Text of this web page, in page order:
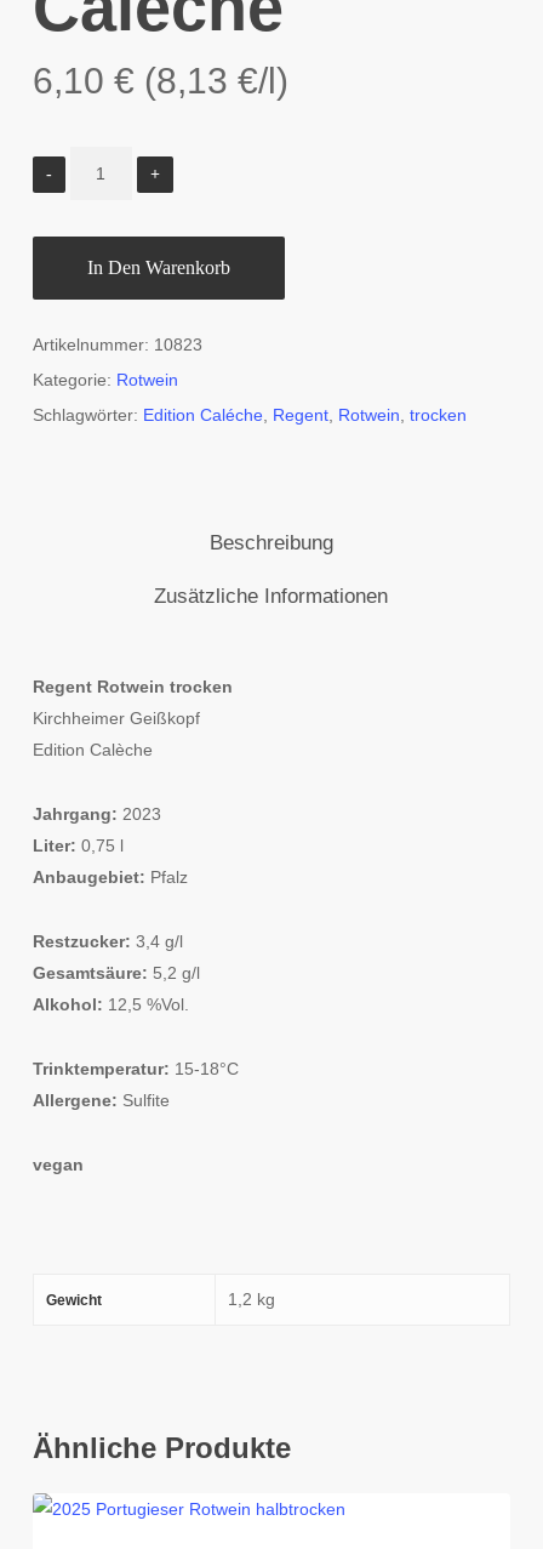
6,10 € (8,13 €/l)
In Den Warenkorb
Artikelnummer: 10823
Kategorie: Rotwein
Schlagwörter: Edition Caléche, Regent, Rotwein trocken
Beschreibung
Zusätzliche Informationen
Regent Rotwein trocken
Kirchheimer Geißkopf
Edition Calèche
Jahrgang: 2023
Liter: 0,75 l
Anbaugebiet: Pfalz
Restzucker: 3,4 g/l
Gesamtsäure: 5,2 g/l
Alkohol: 12,5 %Vol.
Trinktemperatur: 15-18°C
Allergene: Sulfite
vegan
Gewicht 1,2 kg
Ähnliche Produkte